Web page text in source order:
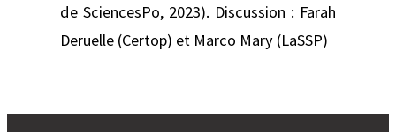
de SciencesPo, 2023). Discussion : Farah
Deruelle (Certop) et Marco Mary (LaSSP)